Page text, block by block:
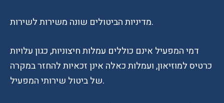
מדיניות הביטולים שונה משירות לשירות.
דמי המפעיל אינם כוללים עמלות חיצוניות, כגון עלויות
כרטיס למוזיאון, ועמלות כאלה אינן זכאיות להחזר במקרה
של ביטול שירותי המפעיל.